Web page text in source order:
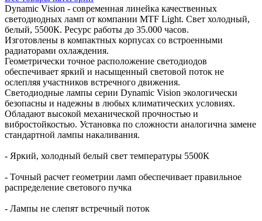
Dynamic Vision - современная линейка качественных
светодиодных ламп от компании MTF Light. Свет холодный,
белый, 5500К. Ресурс работы до 35.000 часов.
Изготовлены в компактных корпусах со встроенными
радиаторами охлаждения.
Геометрически точное расположение светодиодов
обеспечивает яркий и насыщенный световой поток не
ослепляя участников встречного движения.
Светодиодные лампы серии Dynamic Vision экологически
безопасны и надежны в любых климатических условиях.
Обладают высокой механической прочностью и
вибростойкостью. Установка по сложности аналогична замене
стандартной лампы накаливания.
- Яркий, холодный белый свет температуры 5500К
- Точный расчет геометрии ламп обеспечивает правильное
распределение светового пучка
- Лампы не слепят встречный поток